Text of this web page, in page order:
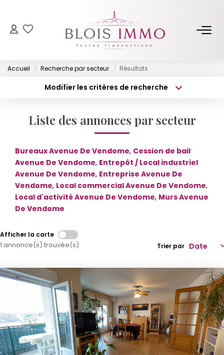
NOS BIENS
Acheter
Louer
Off Market
ESTIMER
FAIRE GÉRER
Qui Sommes-Nous ?
Nos Actualités
Nos Partenaires
CONTACT
Accueil Recherche par secteur Résultats
Modifier les critères de recherche
Type de bien
Surface min
Budget max Plus de critères
Créer une alerte
Liste des annonces par secteur
Bureaux Avenue De Vendome, Cession de bail
Avenue De Vendome, Entrepôt / Local industriel
Avenue De Vendome, Entreprise Avenue De
Vendome, Local commercial Avenue De Vendome,
Local d'activité Avenue De Vendome, Murs Avenue
De Vendome
Afficher la carte
1 annonce(s) trouvée(s) Trier par